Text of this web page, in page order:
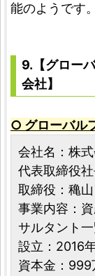
能のようです。
9.【グロー
会社】
○ グローバル
会社名：株
代表取締役
取締役：穐
事業内容：
サルタント
設立：2016
資本金：999